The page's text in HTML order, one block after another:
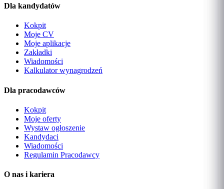
Dla kandydatów
Kokpit
Moje CV
Moje aplikacje
Zakładki
Wiadomości
Kalkulator wynagrodzeń
Dla pracodawców
Kokpit
Moje oferty
Wystaw ogłoszenie
Kandydaci
Wiadomości
Regulamin Pracodawcy
O nas i kariera